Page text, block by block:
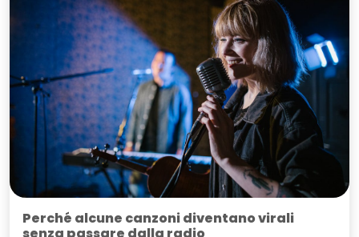
Perché alcune canzoni diventano virali